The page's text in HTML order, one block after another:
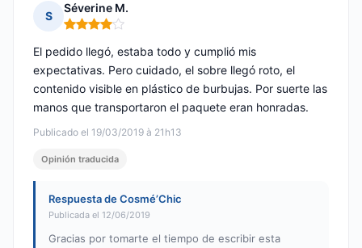
S
Séverine M.
Nota: 4 de 5
Publicado el 19/03/2019 à 21h13
El pedido llegó, estaba todo y cumplió mis
expectativas. Pero cuidado, el sobre llegó roto, el
contenido visible en plástico de burbujas. Por suerte las
manos que transportaron el paquete eran honradas.
Opinión traducida
Respuesta de Cosmé’Chic
Publicada el 12/06/2019
Gracias por tomarte el tiempo de escribir esta